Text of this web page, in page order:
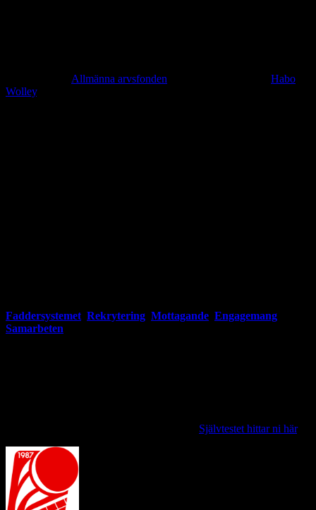
Allmänna arvsfonden
Habo
Wolley. Projektet riktar sig mot barn och ungdomar med utländsk
Faddersystemet Rekrytering Mottagande Engagemang
Samarbeten
Självtestet hittar ni här.